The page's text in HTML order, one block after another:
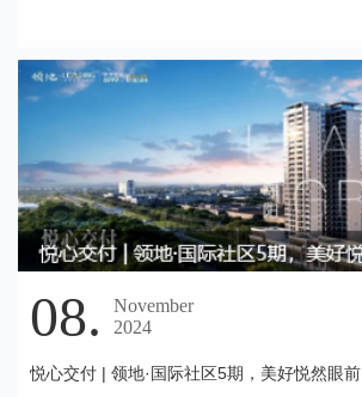
08.
November
2024
悦心交付 | 领地·国际社区5期，美好悦然眼前